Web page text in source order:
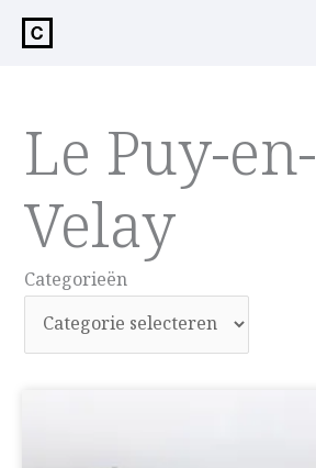
inhoud
Le Puy-en-
Velay
Categorieën
Categorieën